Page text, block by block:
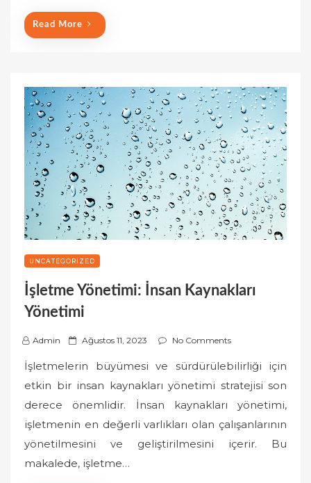
Read More
UNCATEGORIZED
İşletme Yönetimi: İnsan Kaynakları
Yönetimi
Admin
P
s
t
e
d
Ağustos 11, 2023 No Comments
İşletmelerin büyümesi ve sürdürülebilirliği için
etkin bir insan kaynakları yönetimi stratejisi son
derece önemlidir. İnsan kaynakları yönetimi,
işletmenin en değerli varlıkları olan çalışanlarının
yönetilmesini ve geliştirilmesini içerir. Bu
makalede, işletme…